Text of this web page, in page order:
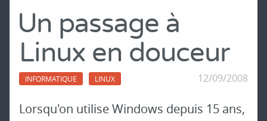
Un passage à
Linux en douceur
INFORMATIQUE LINUX 12/09/2008
Lorsqu'on utilise Windows depuis 15 ans,